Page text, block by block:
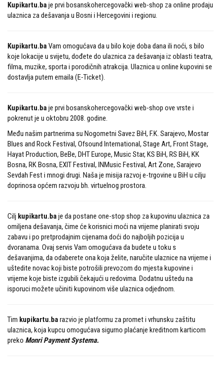
Kupikartu.baje prvi bosanskohercegovački web-shop za online prodaju
ulaznica za dešavanja u Bosni i Hercegovini i regionu.
Kupikartu.baVam omogućava da u bilo koje doba dana ili noći, s bilo
koje lokacije u svijetu, dođete do ulaznica za dešavanja iz oblasti teatra,
filma, muzike, sporta i porodičnih atrakcija. Ulaznica u online kupovini se
dostavlja putem emaila (E-Ticket).
Kupikartu.baje prvi bosanskohercegovački web-shop ove vrste i
pokrenut je u oktobru 2008. godine.
Među našim partnerima su Nogometni Savez BiH, F.K. Sarajevo, Mostar
Blues and Rock Festival, Ofsound International, Stage Art, Front Stage,
Hayat Production, BeBe, DHT Europe, Music Star, KS BiH, RS BiH, KK
Bosna, RK Bosna, EXIT Festival, INMusic Festival, Art Zone, Sarajevo
Sevdah Fest i mnogi drugi. Naša je misija razvoj e-trgovine u BiH u cilju
doprinosa općem razvoju bh. virtuelnog prostora.
Cilj kupikartu.baje da postane one-stop shop za kupovinu ulaznica za
omiljena dešavanja, čime će korisnici moći na vrijeme planirati svoju
zabavu i po pretprodajnim cijenama doći do najboljih pozicija u
dvoranama. Ovaj servis Vam omogućava da budete u toku s
dešavanjima, da odaberete ona koja želite, naručite ulaznice na vrijeme i
uštedite novac koji biste potrošili prevozom do mjesta kupovine i
vrijeme koje biste izgubili čekajući u redovima. Dodatnu uštedu na
isporuci možete učiniti kupovinom više ulaznica odjednom.
Tim kupikartu.barazvio je platformu za promet i vrhunsku zaštitu
ulaznica, koja kupcu omogućava sigurno plaćanje kreditnom karticom
preko Monri Payment Systema.